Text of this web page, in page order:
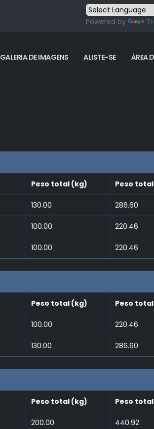
Powered by
GALERIA DE IMAGENS ALISTE-SE ÁREA
Peso total (kg) Peso
130.00 286.60
100.00 220.46
100.00 220.46
Peso total (kg) Peso
100.00 220.46
130.00 286.60
Peso total (kg) Peso
200.00 440.92